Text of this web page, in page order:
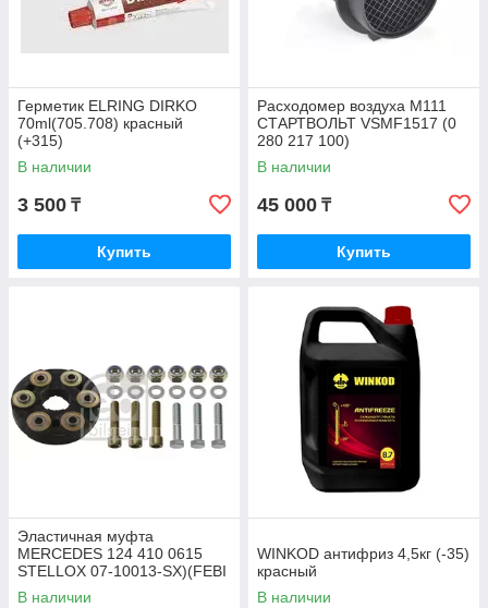
Герметик ELRING DIRKO
70ml(705.708) красный
(+315)
В наличии
3 500 ₸
Купить
Расходомер воздуха M111
СТАРТВОЛЬТ VSMF1517 (0
280 217 100)
В наличии
45 000 ₸
Купить
Эластичная муфта
MERCEDES 124 410 0615
STELLOX 07-10013-SX)(FEBI
1975)
В наличии
WINKOD антифриз 4,5кг (-35)
красный
В наличии